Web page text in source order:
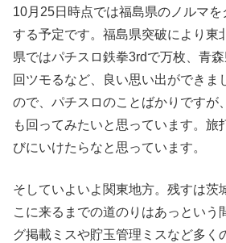
10月25日時点では福島県のノルマ
する予定です。福島県突破により東
県ではパチスロ鉄拳3rdで万枚、青
回ツモるなど、良い思い出ができま
ので、パチスロのことばかりですが
も回ってみたいと思っています。旅
びにいけたらなと思っています。
そしていよいよ関東地方。残すは茨
こに来るまでの道のりはあっという
グ掲載ミスや貯玉管理ミスなど多く